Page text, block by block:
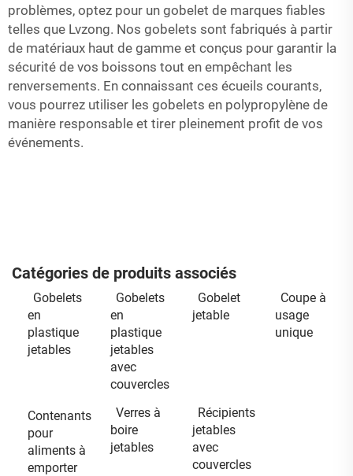
problèmes, optez pour un gobelet de marques fiables
telles que Lvzong. Nos gobelets sont fabriqués à partir
de matériaux haut de gamme et conçus pour garantir la
sécurité de vos boissons tout en empêchant les
renversements. En connaissant ces écueils courants,
vous pourrez utiliser les gobelets en polypropylène de
manière responsable et tirer pleinement profit de vos
événements.
Catégories de produits associés
Gobelets
en
plastique
jetables
Gobelets
en
plastique
jetables
avec
couvercles
Gobelet
jetable
Coupe à
usage
unique
Contenants
pour
aliments à
emporter
Verres à
boire
jetables
Récipients
jetables
avec
couvercles